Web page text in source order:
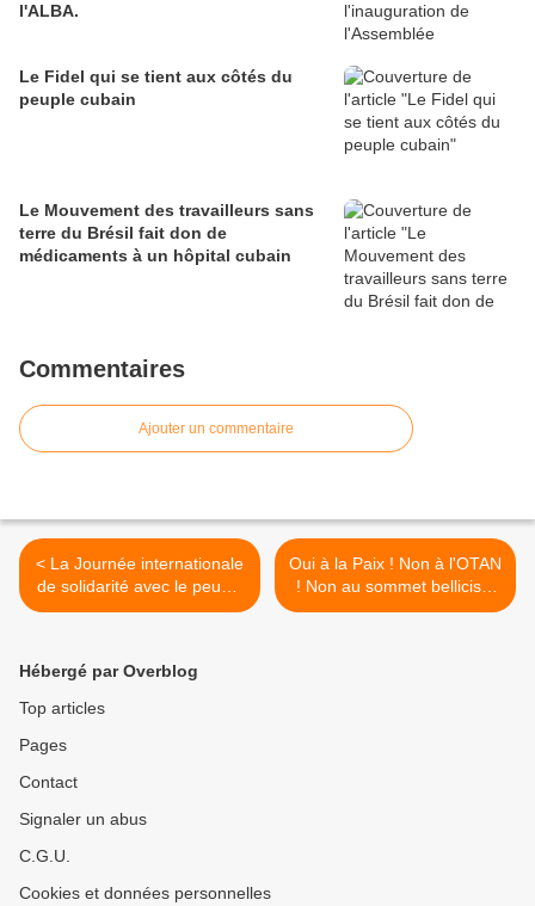
l'ALBA.
Le Fidel qui se tient aux côtés du
peuple cubain
Le Mouvement des travailleurs sans
terre du Brésil fait don de
médicaments à un hôpital cubain
Commentaires
Ajouter un commentaire
< La Journée internationale
de solidarité avec le peuple
palestinien à Hanoi
Oui à la Paix ! Non à l'OTAN
! Non au sommet belliciste
de l'OTAN à Londres >
Hébergé par Overblog
Top articles
Pages
Contact
Signaler un abus
C.G.U.
Cookies et données personnelles